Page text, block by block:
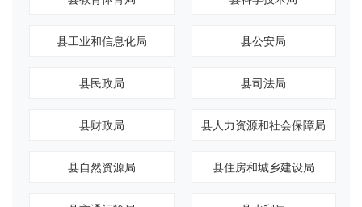
县工业和信息化局 县公安局
县民政局 县司法局
县财政局 县人力资源和社会保障局
县自然资源局 县住房和城乡建设局